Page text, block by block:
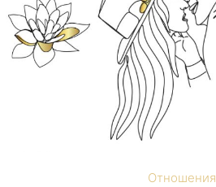
Отношения